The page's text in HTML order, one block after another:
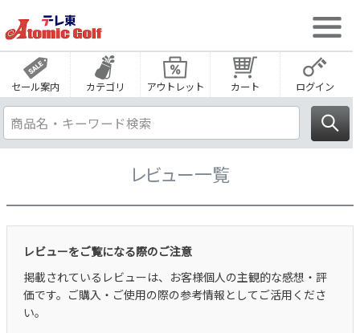
セール案内 カテゴリ アウトレット カート ログイン
レビュー一覧
レビューをご覧になる際のご注意
掲載されているレビューは、お客様個人の主観的な感想・評
価です。ご購入・ご使用の際の参考情報としてご活用くださ
い。